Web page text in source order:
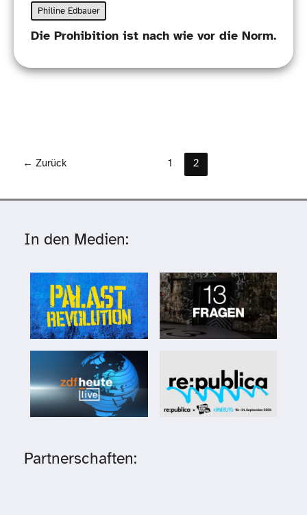
Philine Edbauer
Die Prohibition ist nach wie vor die Norm.
← Zurück 1 2
In den Medien:
Partnerschaften: